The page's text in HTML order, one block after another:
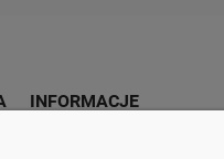
INFORMACJE